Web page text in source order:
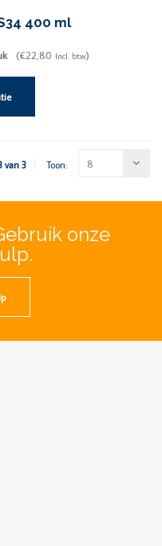
400 ml
(€22,80 Incl. btw)
van 3 Toon: 8
onze